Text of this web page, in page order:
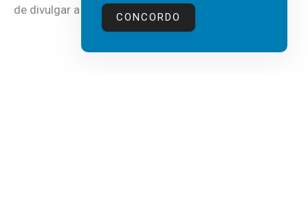
de divulgar a mais recente...
CONCORDO